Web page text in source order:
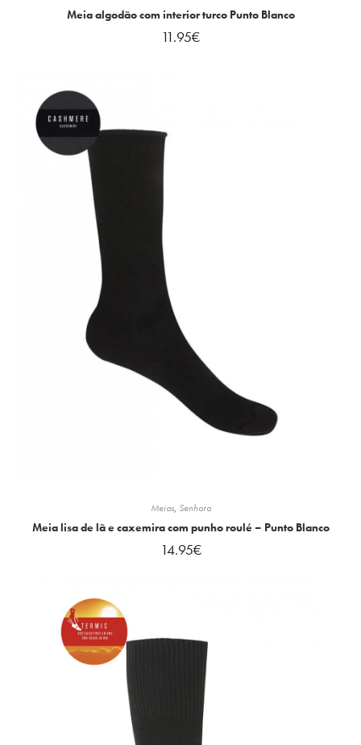
Meia algodão com interior turco Punto Blanco
11.95€
Meias, Senhora
Meia lisa de lã e caxemira com punho roulé – Punto Blanco
14.95€